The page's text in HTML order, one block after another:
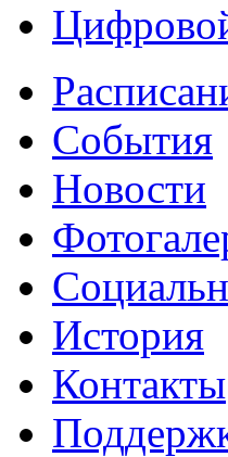
События
Новости
История
Контакты